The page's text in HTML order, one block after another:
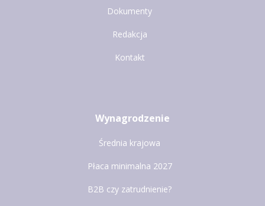
Dokumenty
Redakcja
Kontakt
Wynagrodzenie
Średnia krajowa
Płaca minimalna 2027
B2B czy zatrudnienie?